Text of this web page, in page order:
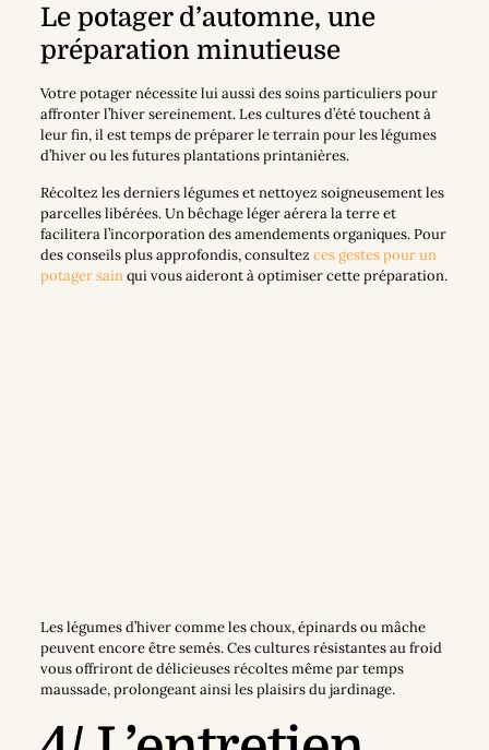
Le potager d’automne, une
préparation minutieuse
Votre potager nécessite lui aussi des soins particuliers pour
affronter l’hiver sereinement. Les cultures d’été touchent à
leur fin, il est temps de préparer le terrain pour les légumes
d’hiver ou les futures plantations printanières.
Récoltez les derniers légumes et nettoyez soigneusement les
parcelles libérées. Un bêchage léger aérera la terre et
facilitera l’incorporation des amendements organiques. Pour
des conseils plus approfondis, consultez ces gestes pour un
potager sainqui vous aideront à optimiser cette préparation.
Les légumes d’hiver comme les choux, épinards ou mâche
peuvent encore être semés. Ces cultures résistantes au froid
vous offriront de délicieuses récoltes même par temps
maussade, prolongeant ainsi les plaisirs du jardinage.